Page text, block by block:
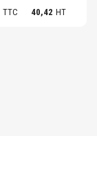
TTC 40,42 HT